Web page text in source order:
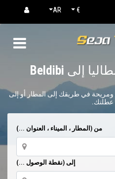
AR €
إلى Beldibi
في طريقك إلى المطار أو إلى
عطلتك.
من (المطار ، الميناء ، العنوان ...)
إلى (نقطة الوصول ...)